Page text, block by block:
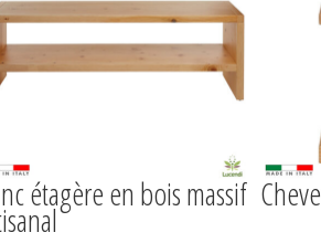
étagère en bois massif